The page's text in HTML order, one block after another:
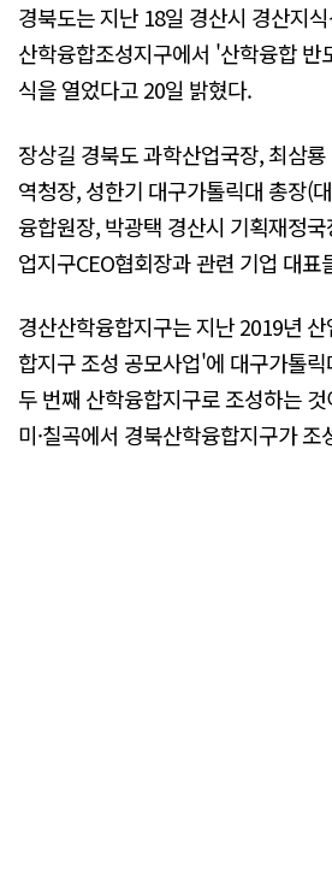
경북도는 지난 18일 경산시 경산지
산학융합조성지구에서 '산학융합 반
식을 열었다고 20일 밝혔다.
장상길 경북도 과학산업국장, 최삼
역청장, 성한기 대구가톨릭대 총장(
융합원장, 박광택 경산시 기획재정
업지구CEO협회장과 관련 기업 대표
경산산학융합지구는 지난 2019년
합지구 조성 공모사업'에 대구가톨
두 번째 산학융합지구로 조성하는
미·칠곡에서 경북산학융합지구가 조